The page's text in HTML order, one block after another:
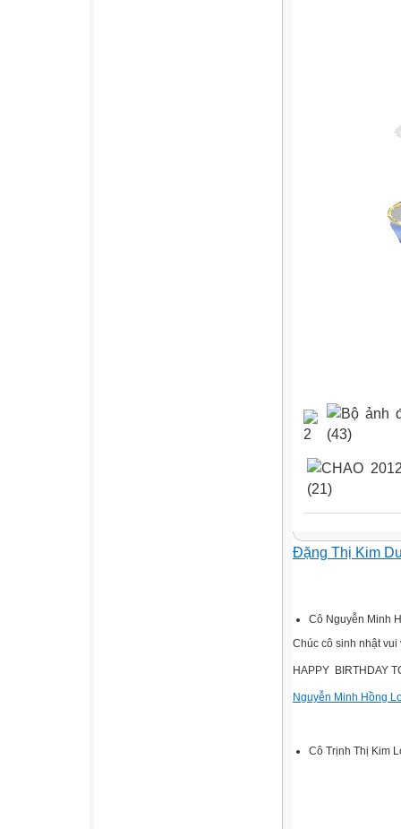
Đặng Thị Kim
Cô Nguyễn Minh
Chúc cô sinh nhật vui
HAPPY BIRTHDAY
Nguyễn Minh Hồng
Cô Trịnh Thị Kim